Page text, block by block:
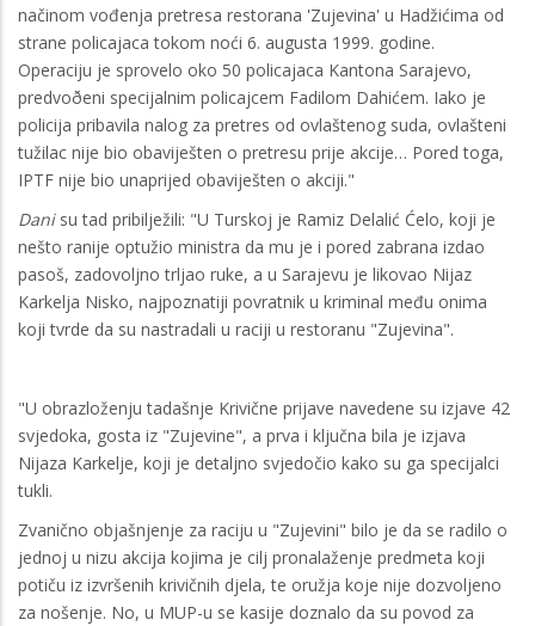
načinom vođenja pretresa restorana 'Zujevina' u Hadžićima od
strane policajaca tokom noći 6. augusta 1999. godine.
Operaciju je sprovelo oko 50 policajaca Kantona Sarajevo,
predvoðeni specijalnim policajcem Fadilom Dahićem. Iako je
policija pribavila nalog za pretres od ovlaštenog suda, ovlašteni
tužilac nije bio obaviješten o pretresu prije akcije… Pored toga,
IPTF nije bio unaprijed obaviješten o akciji."
Danisu tad pribilježili: "U Turskoj je Ramiz Delalić Ćelo, koji je
nešto ranije optužio ministra da mu je i pored zabrana izdao
pasoš, zadovoljno trljao ruke, a u Sarajevu je likovao Nijaz
Karkelja Nisko, najpoznatiji povratnik u kriminal među onima
koji tvrde da su nastradali u raciji u restoranu "Zujevina".
"U obrazloženju tadašnje Krivične prijave navedene su izjave 42
svjedoka, gosta iz "Zujevine", a prva i ključna bila je izjava
Nijaza Karkelje, koji je detaljno svjedočio kako su ga specijalci
tukli.
Zvanično objašnjenje za raciju u "Zujevini" bilo je da se radilo o
jednoj u nizu akcija kojima je cilj pronalaženje predmeta koji
potiču iz izvršenih krivičnih djela, te oružja koje nije dozvoljeno
za nošenje. No, u MUP-u se kasije doznalo da su povod za